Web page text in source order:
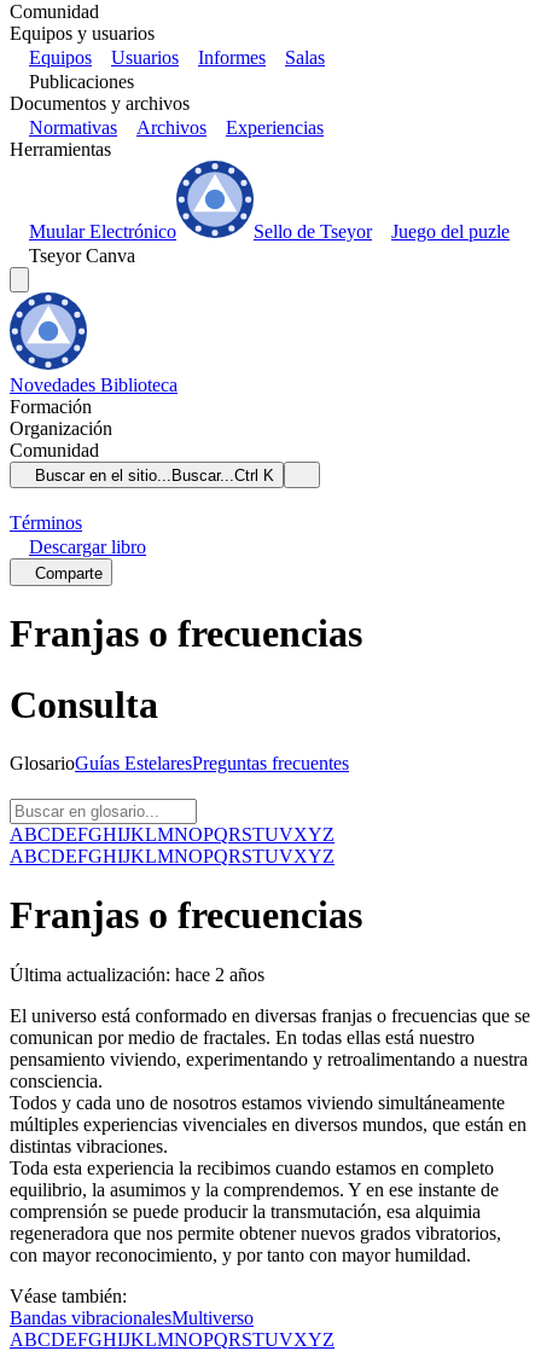
Comunidad
Equipos y usuarios
Equipos
Usuarios Informes
Salas
Publicaciones
Documentos y archivos
Normativas
Archivos
Experiencias
Herramientas
Muular Electrónico Sello de Tseyor
Juego del puzle
Tseyor Canva
Novedades Biblioteca
Formación
Organización
Comunidad
Buscar en el sitio... Buscar...Ctrl K
Términos
Descargarlibro
Comparte
Franjas o frecuencias
Consulta
GlosarioGuías EstelaresPreguntas frecuentes
ABCDEFGHIJKLMNOPQRSTUVXYZ
ABCDEFGHIJKLMNOPQRSTUVXYZ
Franjas o frecuencias
Última actualización: hace 2 años
El universo está conformado en diversas franjas o frecuencias que se
comunican por medio de fractales. En todas ellas está nuestro
pensamiento viviendo, experimentando y retroalimentando a nuestra
consciencia.
Todos y cada uno de nosotros estamos viviendo simultáneamente
múltiples experiencias vivenciales en diversos mundos, que están en
distintas vibraciones.
Toda esta experiencia la recibimos cuando estamos en completo
equilibrio, la asumimos y la comprendemos. Y en ese instante de
comprensión se puede producir la transmutación, esa alquimia
regeneradora que nos permite obtener nuevos grados vibratorios,
con mayor reconocimiento, y por tanto con mayor humildad.
Véase también:
Bandas vibracionalesMultiverso
ABCDEFGHIJKLMNOPQRSTUVXYZ